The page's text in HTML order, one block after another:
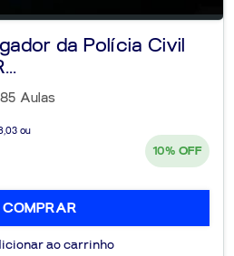
da Polícia Civil
Aulas
ou
10% OFF
COMPRAR
ao carrinho